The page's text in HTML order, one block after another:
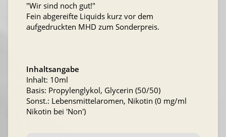
"Wir sind noch gut!"
Fein abgereifte Liquids kurz vor dem
aufgedruckten MHD zum Sonderpreis.
Inhaltsangabe
Inhalt: 10ml
Basis: Propylenglykol, Glycerin (50/50)
Sonst.: Lebensmittelaromen, Nikotin (0 mg/ml
Nikotin bei 'Non')